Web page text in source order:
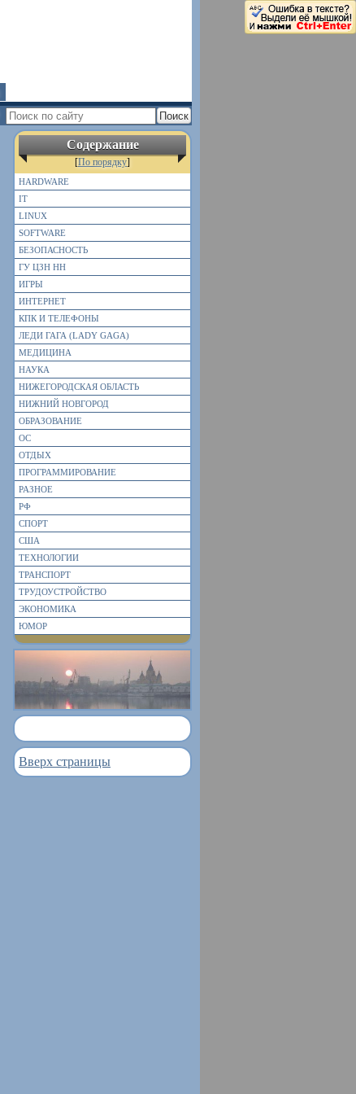
Содержание
[По порядку]
HARDWARE
IT
LINUX
SOFTWARE
БЕЗОПАСНОСТЬ
ГУ ЦЗН НН
ИГРЫ
ИНТЕРНЕТ
КПК И ТЕЛЕФОНЫ
ЛЕДИ ГАГА (LADY GAGA)
МЕДИЦИНА
НАУКА
НИЖЕГОРОДСКАЯ ОБЛАСТЬ
НИЖНИЙ НОВГОРОД
ОБРАЗОВАНИЕ
ОС
ОТДЫХ
ПРОГРАММИРОВАНИЕ
РАЗНОЕ
РФ
СПОРТ
США
ТЕХНОЛОГИИ
ТРАНСПОРТ
ТРУДОУСТРОЙСТВО
ЭКОНОМИКА
ЮМОР
Вверх страницы